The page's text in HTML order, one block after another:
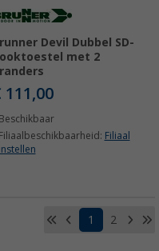
Devil Dubbel SD-
met 2
111,00
Filiaal
instellen
1 2